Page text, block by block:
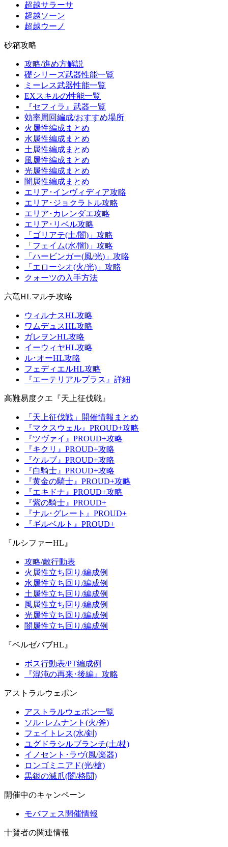
超越サラーサ
超越ソーン
超越ウーノ
砂箱攻略
攻略/進め方解説
礎シリーズ武器性能一覧
ミーレス武器性能一覧
EXスキルの性能一覧
『セフィラ』武器一覧
効率周回編成/おすすめ場所
火属性編成まとめ
水属性編成まとめ
土属性編成まとめ
風属性編成まとめ
光属性編成まとめ
闇属性編成まとめ
エリア･インヴィディア攻略
エリア･ジョクラトル攻略
エリア･カレンダエ攻略
エリア･リベル攻略
「ゴリアテ(土/闇)」攻略
「フェイム(水/闇)」攻略
「ハービンガー(風/光)」攻略
「エローシオ(火/光)」攻略
クォーツの入手方法
六竜HLマルチ攻略
ウィルナスHL攻略
ワムデュスHL攻略
ガレヲンHL攻略
イーウィヤHL攻略
ル･オーHL攻略
フェディエルHL攻略
『エーテリアルプラス』詳細
高難易度クエ『天上征伐戦』
「天上征伐戦」開催情報まとめ
『マクスウェル』PROUD+攻略
『ツヴァイ』PROUD+攻略
『キクリ』PROUD+攻略
『ケルブ』PROUD+攻略
『白騎士』PROUD+攻略
『黄金の騎士』PROUD+攻略
『エキドナ』PROUD+攻略
『紫の騎士』PROUD+
『ナル･グレート』PROUD+
『ギルベルト』PROUD+
『ルシファーHL』
攻略/敵行動表
火属性立ち回り/編成例
水属性立ち回り/編成例
土属性立ち回り/編成例
風属性立ち回り/編成例
光属性立ち回り/編成例
闇属性立ち回り/編成例
『ベルゼバブHL』
ボス行動表/PT編成例
『混沌の再来･後編』攻略
アストラルウェポン
アストラルウェポン一覧
ソル･レムナント(火/斧)
フェイトレス(水/剣)
ユグドラシルブランチ(土/杖)
イノセント･ラヴ(風/楽器)
ロンゴミニアド(光/槍)
黒銀の滅爪(闇/格闘)
開催中のキャンペーン
モバフェス開催情報
十賢者の関連情報